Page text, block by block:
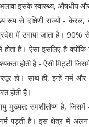
इसके स्वास्थ्य, औषधीय और
रूप से दक्षिणी राज्यों - केरल,
में उगाया जाता है। 90%
में होता है। ऐसा इसलिए है
होती है - ऐसी मिट्टी
हों। साथ ही, इन्हें गर्म
होती है।
मुख्यत: समशीतोष्ण है,
गर्म पड़ती है। इस क्षेत्र में